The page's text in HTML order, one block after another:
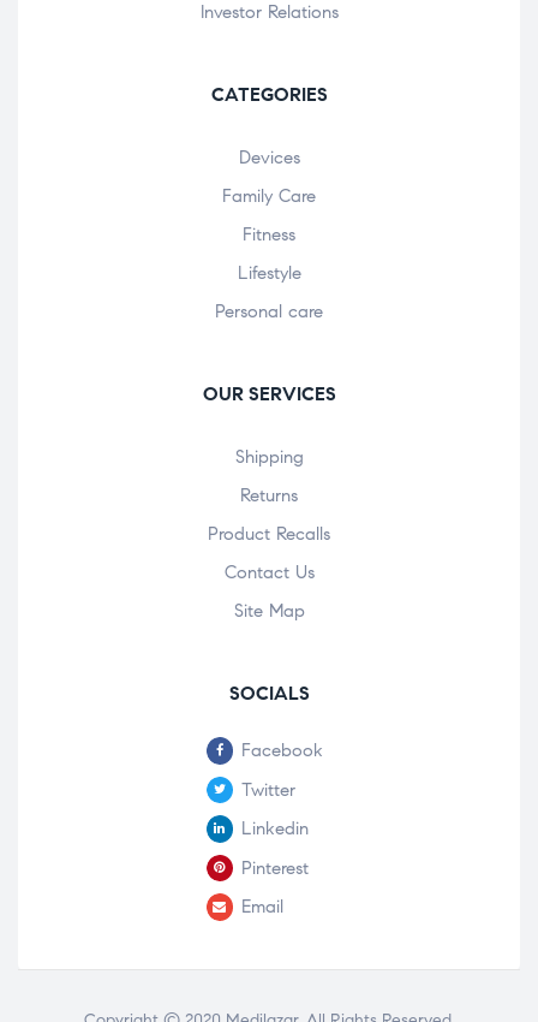
Investor Relations
CATEGORIES
Devices
Family Care
Fitness
Lifestyle
Personal care
OUR SERVICES
Shipping
Returns
Product Recalls
Contact Us
Site Map
SOCIALS
Facebook
Twitter
Linkedin
Pinterest
Email